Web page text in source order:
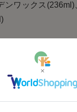
ンワックス(236ml)
HOWARD/アメリカ
ビーズワックス・